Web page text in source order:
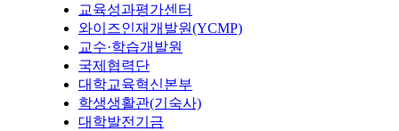
교육성과평가센터
와이즈인재개발원(YCMP)
교수·학습개발원
국제협력단
대학교육혁신본부
학생생활관(기숙사)
대학발전기금